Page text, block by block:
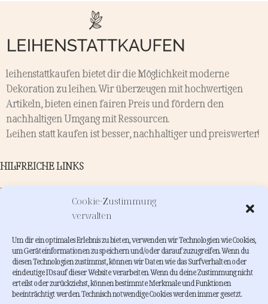
Cookie-Zustimmung
verwalten
Um dir ein optimales Erlebnis zu bieten, verwenden wir Technologien wie Cookies,
um Geräteinformationen zu speichern und/oder darauf zuzugreifen. Wenn du
diesen Technologien zustimmst, können wir Daten wie das Surfverhalten oder
eindeutige IDs auf dieser Website verarbeiten. Wenn du deine Zustimmung nicht
erteilst oder zurückziehst, können bestimmte Merkmale und Funktionen
beeinträchtigt werden. Technisch notwendige Cookies werden immer gesetzt.
leihenstattkaufen bietet dir die Möglichkeit moderne
Dekoration zu leihen. Wir überzeugen mit hochwertigen
Artikeln, bieten einen fairen Preis und fördern den
nachhaltigen Umgang mit Ressourcen.
Leihen statt kaufen ist besser, nachhaltiger und preiswerter!
HILFREICHE LINKS
Kontakt
INFORMATIONEN
Wie funktioniert leihenstattkaufen?
FAQs